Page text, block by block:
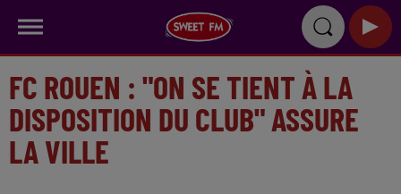
FC ROUEN : "ON SE TIENT À LA
DISPOSITION DU CLUB" ASSURE
LA VILLE